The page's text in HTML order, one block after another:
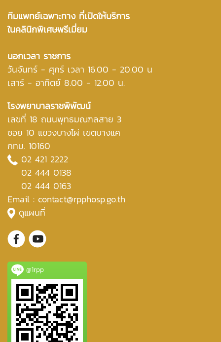
ทีมแพทย์เฉพาะทาง ที่เปิดให้บริการ
ในคลินิกพิเศษพรีเมี่ยม
นอกเวลา ราชการ
วันจันทร์ - ศุกร์ เวลา 16.00 - 20.00 น
เสาร์ - อาทิตย์ 8.00 - 12.00 น.
โรงพยาบาลราชพิพัฒน์
เลขที่ 18 ถนนพุทธมณฑลสาย 3
ซอย 10 แขวงบางไผ่ เขตบางแค
กทม. 10160
02 421 2222
02 444 0138
02 444 0163
Email : contact@rpphosp.go.th
ดูแผนที่
@1rpp